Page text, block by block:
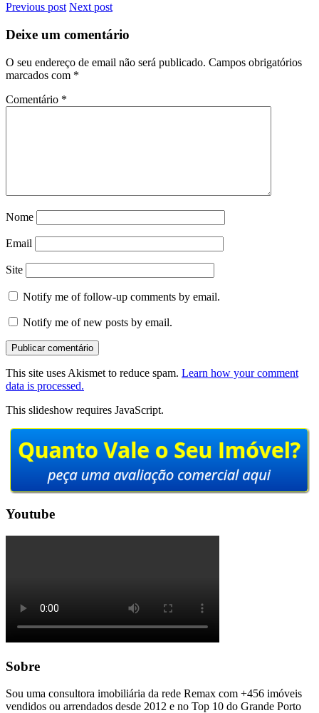
Previous post Next post
Deixe um comentário
O seu endereço de email não será publicado. Campos obrigatórios
marcados com *
Comentário *
Nome
Email
Site
Notify me of follow-up comments by email.
Notify me of new posts by email.
This site uses Akismet to reduce spam. Learn how your comment
data is processed.
This slideshow requires JavaScript.
Youtube
Sobre
Sou uma consultora imobiliária da rede Remax com +456 imóveis
vendidos ou arrendados desde 2012 e no Top 10 do Grande Porto